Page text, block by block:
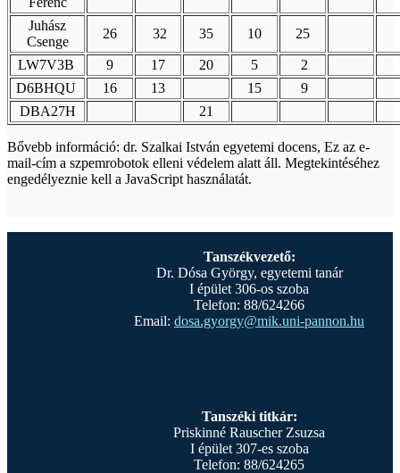
Juhász
Csenge
26 32 35 10 25
LW7V3B 9 17 20 5
2
D6BHQU
16 13 15
9
DBA27H
21
Bővebb információ: dr. Szalkai István egyetemi docens, Ez az e-
mail-cím a szpemrobotok elleni védelem alatt áll. Megtekintéséhez
engedélyeznie kell a JavaScript használatát.
Tanszékvezető:
Dr. Dósa György, egyetemi tanár
I épület 306-os szoba
Telefon: 88/624266
Email: dosa.gyorgy@mik.uni-pannon.hu
Tanszéki titkár:
Priskinné Rauscher Zsuzsa
I épület 307-es szoba
Telefon: 88/624265